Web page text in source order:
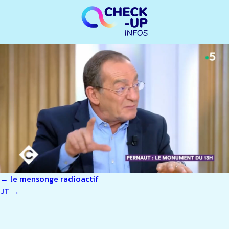
NAVIGATION
← le mensonge radioactif
JT →